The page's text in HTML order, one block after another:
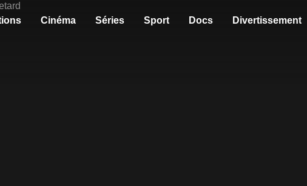
Cinéma Séries Sport Docs Divertissement